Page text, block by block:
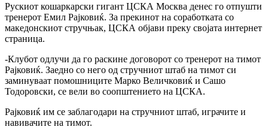
Рускиот кошаркарски гигант ЦСКА Москва денес го отпушти
тренерот Емил Рајковиќ. За прекинот на соработката со
македонскиот стручњак, ЦСКА објави преку својата интернет
страница.
-Клубот одлучи да го раскине договорот со тренерот на тимот
Рајковиќ. Заедно со него од стручниот штаб на тимот си
заминуваат помошниците Марко Величковиќ и Сашо
Тодоровски, се вели во соопштението на ЦСКА.
Рајковиќ им се заблагодари на стручниот штаб, играчите и
навивачите на тимот.